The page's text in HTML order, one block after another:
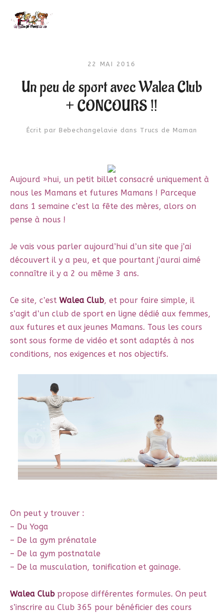
22 MAI 2016
Un peu de sport avec Walea Club
+ CONCOURS !!
Écrit par Bebechangelavie dans Trucs de Maman
Aujourd »hui, un petit billet consacré uniquement à
nous les Mamans et futures Mamans ! Parceque
dans 1 semaine c’est la fête des mères, alors on
pense à nous !
Je vais vous parler aujourd’hui d’un site que j’ai
découvert il y a peu, et que pourtant j’aurai aimé
connaître il y a 2 ou même 3 ans.
Ce site, c’est Walea Club, et pour faire simple, il
s’agit d’un club de sport en ligne dédié aux femmes,
aux futures et aux jeunes Mamans. Tous les cours
sont sous forme de vidéo et sont adaptés à nos
conditions, nos exigences et nos objectifs.
On peut y trouver :
– Du Yoga
– De la gym prénatale
– De la gym postnatale
– De la musculation, tonification et gainage.
Walea Club propose différentes formules. On peut
s’inscrire au Club 365 pour bénéficier des cours